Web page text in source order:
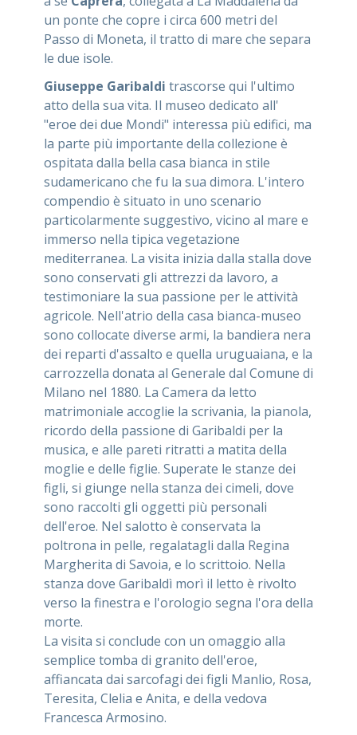
un ponte che copre i circa 600 metri del
Passo di Moneta, il tratto di mare che separa
le due isole.
Giuseppe Garibaldi trascorse qui l'ultimo
atto della sua vita. Il museo dedicato all'
"eroe dei due Mondi" interessa più edifici, ma
la parte più importante della collezione è
ospitata dalla bella casa bianca in stile
sudamericano che fu la sua dimora. L'intero
compendio è situato in uno scenario
particolarmente suggestivo, vicino al mare e
immerso nella tipica vegetazione
mediterranea. La visita inizia dalla stalla dove
sono conservati gli attrezzi da lavoro, a
testimoniare la sua passione per le attività
agricole. Nell'atrio della casa bianca-museo
sono collocate diverse armi, la bandiera nera
dei reparti d'assalto e quella uruguaiana, e la
carrozzella donata al Generale dal Comune di
Milano nel 1880. La Camera da letto
matrimoniale accoglie la scrivania, la pianola,
ricordo della passione di Garibaldi per la
musica, e alle pareti ritratti a matita della
moglie e delle figlie. Superate le stanze dei
figli, si giunge nella stanza dei cimeli, dove
sono raccolti gli oggetti più personali
dell'eroe. Nel salotto è conservata la
poltrona in pelle, regalatagli dalla Regina
Margherita di Savoia, e lo scrittoio. Nella
stanza dove Garibaldì morì il letto è rivolto
verso la finestra e l'orologio segna l'ora della
morte.
La visita si conclude con un omaggio alla
semplice tomba di granito dell'eroe,
affiancata dai sarcofagi dei figli Manlio, Rosa,
Teresita, Clelia e Anita, e della vedova
Francesca Armosino.